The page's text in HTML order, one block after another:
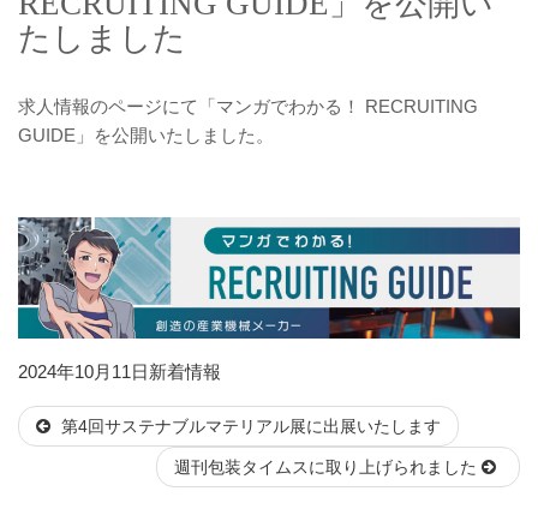
たしました
求人情報のページにて「マンガでわかる！ RECRUITING
GUIDE」を公開いたしました。
投
日:
2024年10月11日カ
ゴ
リ
ー
新着情報
第4回サステナブルマテリアル展に出展いたします
週刊包装タイムスに取り上げられました